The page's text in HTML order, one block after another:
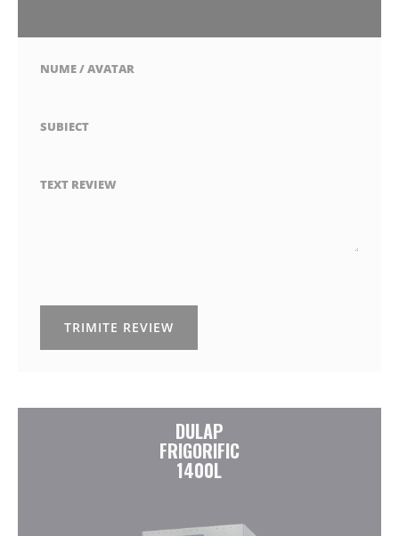
NUME / AVATAR
SUBIECT
TEXT REVIEW
TRIMITE REVIEW
DULAP
FRIGORIFIC
1400L